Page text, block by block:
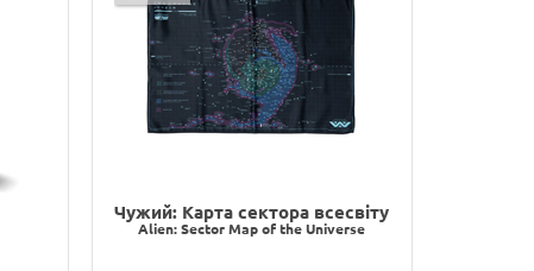
Чужий: Карта сектора всесвіту
Alien: Sector Map of the Universe